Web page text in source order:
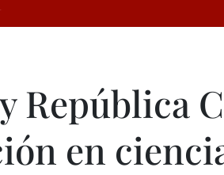
República
en